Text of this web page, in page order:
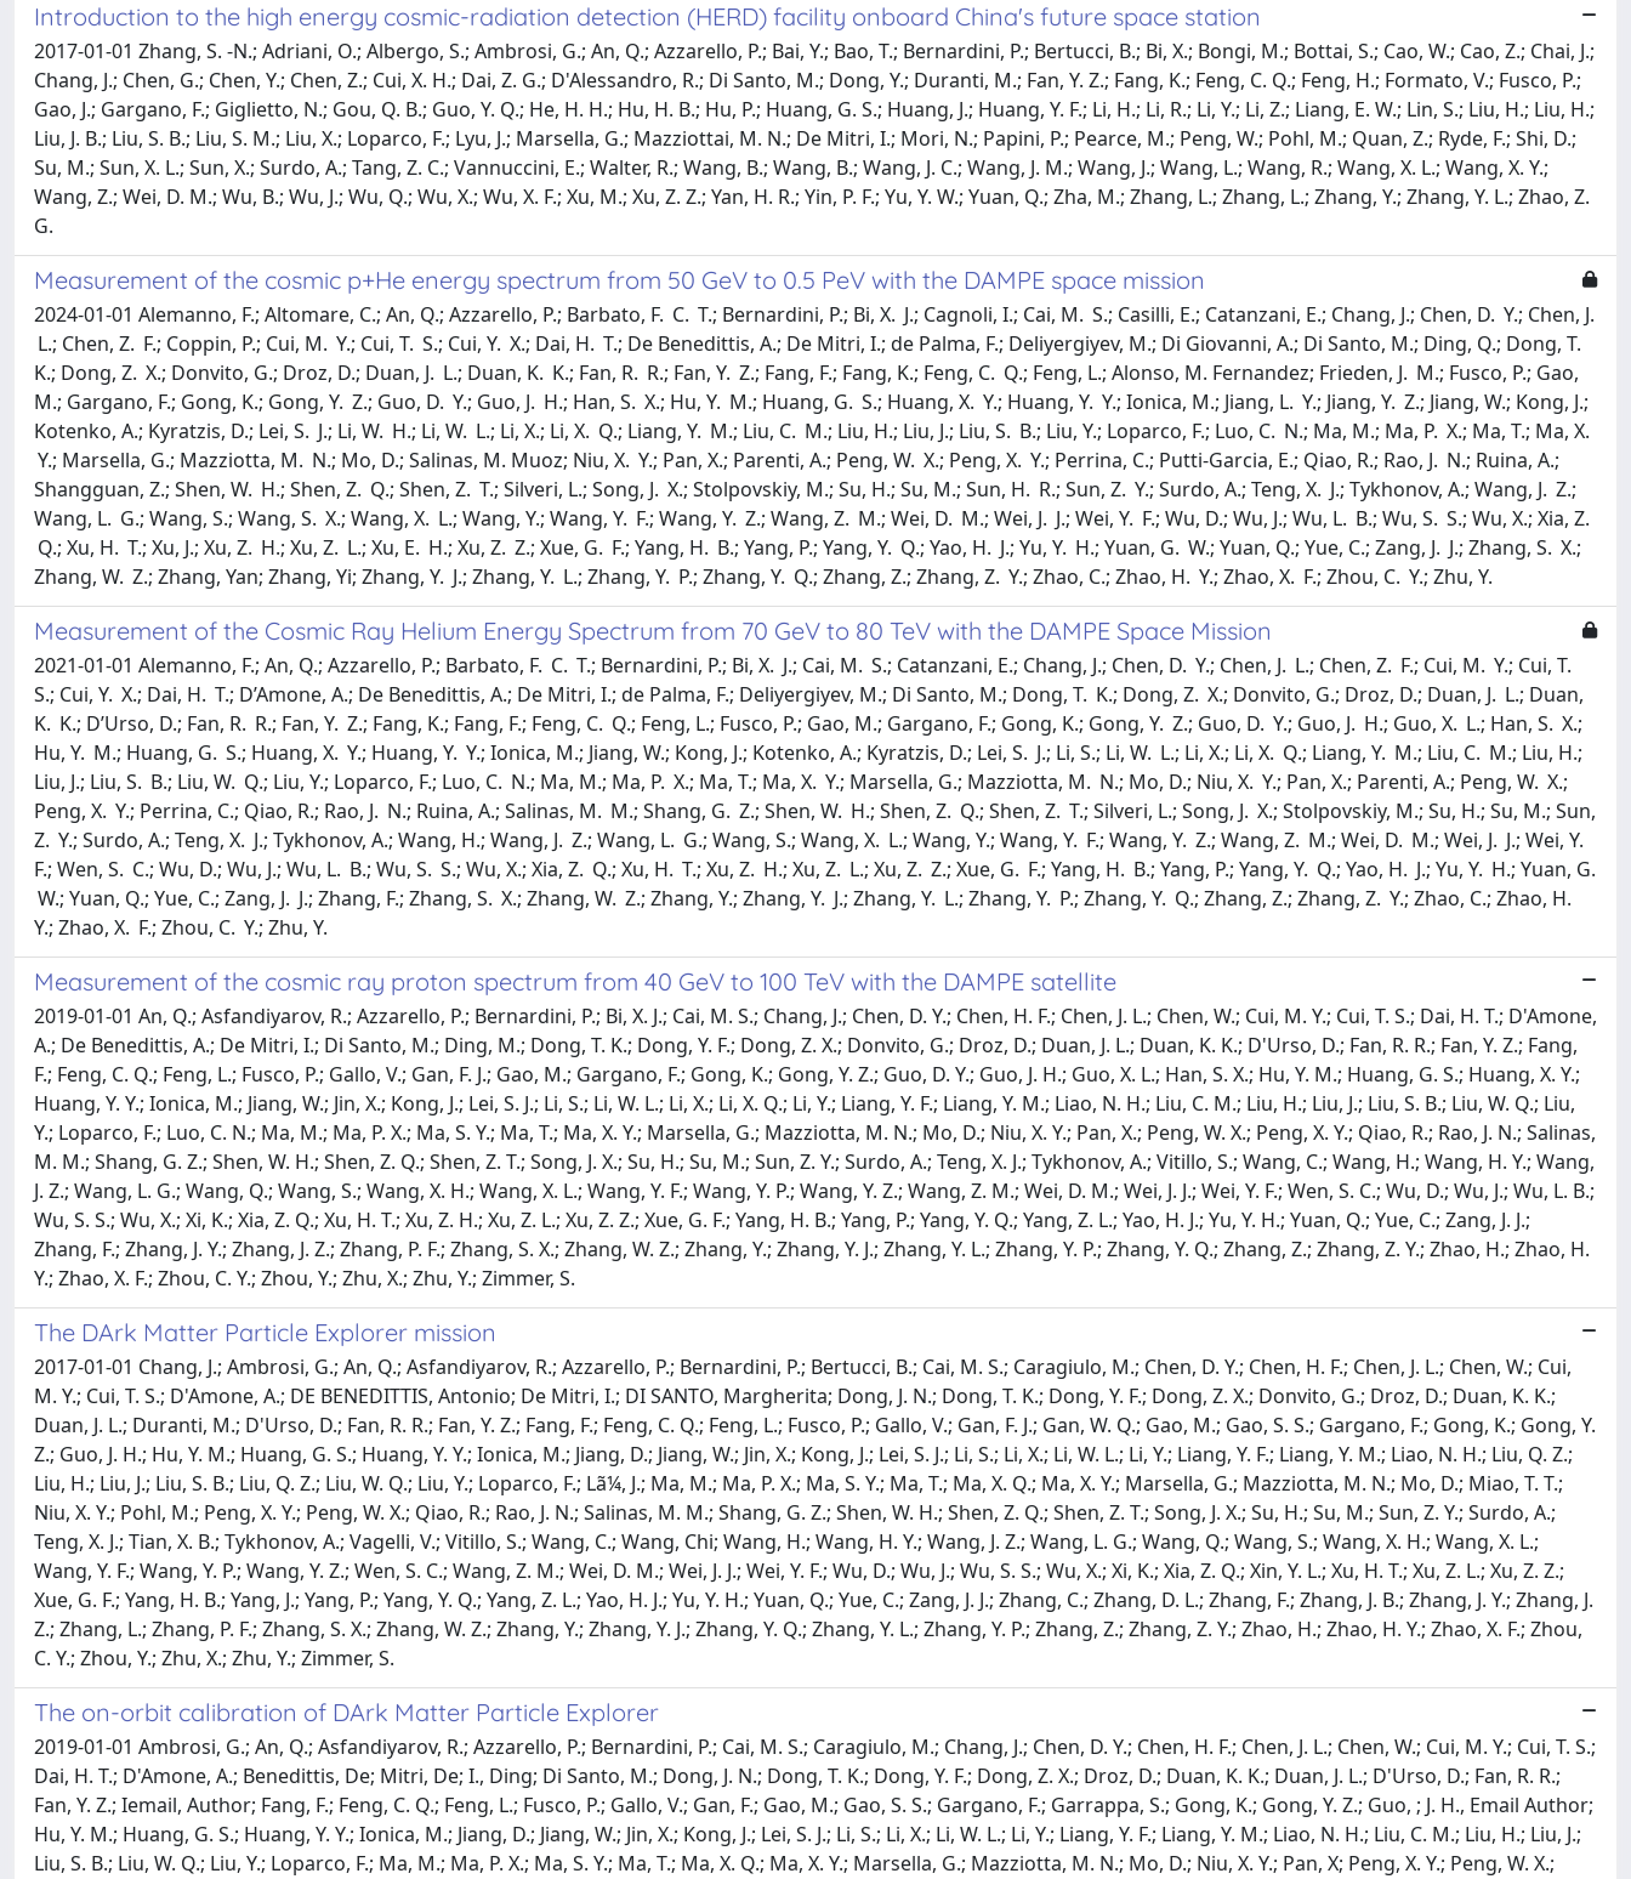
Introduction to the high energy cosmic-radiation detection (HERD) facility onboard China's future space station
2017-01-01 Zhang, S. -N.; Adriani, O.; Albergo, S.; Ambrosi, G.; An, Q.; Azzarello, P.; Bai, Y.; Bao, T.; Bernardini, P.; Bertucci, B.; Bi, X.; Bongi, M.; Bottai, S.; Cao, W.; Cao, Z.; Chai, J.;
Chang, J.; Chen, G.; Chen, Y.; Chen, Z.; Cui, X. H.; Dai, Z. G.; D'Alessandro, R.; Di Santo, M.; Dong, Y.; Duranti, M.; Fan, Y. Z.; Fang, K.; Feng, C. Q.; Feng, H.; Formato, V.; Fusco, P.;
Gao, J.; Gargano, F.; Giglietto, N.; Gou, Q. B.; Guo, Y. Q.; He, H. H.; Hu, H. B.; Hu, P.; Huang, G. S.; Huang, J.; Huang, Y. F.; Li, H.; Li, R.; Li, Y.; Li, Z.; Liang, E. W.; Lin, S.; Liu, H.; Liu, H.;
Liu, J. B.; Liu, S. B.; Liu, S. M.; Liu, X.; Loparco, F.; Lyu, J.; Marsella, G.; Mazziottai, M. N.; De Mitri, I.; Mori, N.; Papini, P.; Pearce, M.; Peng, W.; Pohl, M.; Quan, Z.; Ryde, F.; Shi, D.;
Su, M.; Sun, X. L.; Sun, X.; Surdo, A.; Tang, Z. C.; Vannuccini, E.; Walter, R.; Wang, B.; Wang, B.; Wang, J. C.; Wang, J. M.; Wang, J.; Wang, L.; Wang, R.; Wang, X. L.; Wang, X. Y.;
Wang, Z.; Wei, D. M.; Wu, B.; Wu, J.; Wu, Q.; Wu, X.; Wu, X. F.; Xu, M.; Xu, Z. Z.; Yan, H. R.; Yin, P. F.; Yu, Y. W.; Yuan, Q.; Zha, M.; Zhang, L.; Zhang, L.; Zhang, Y.; Zhang, Y. L.; Zhao, Z.
G.
Measurement of the cosmic p+He energy spectrum from 50 GeV to 0.5 PeV with the DAMPE space mission
2024-01-01 Alemanno, F.; Altomare, C.; An, Q.; Azzarello, P.; Barbato, F. C. T.; Bernardini, P.; Bi, X. J.; Cagnoli, I.; Cai, M. S.; Casilli, E.; Catanzani, E.; Chang, J.; Chen, D. Y.; Chen, J.
L.; Chen, Z. F.; Coppin, P.; Cui, M. Y.; Cui, T. S.; Cui, Y. X.; Dai, H. T.; De Benedittis, A.; De Mitri, I.; de Palma, F.; Deliyergiyev, M.; Di Giovanni, A.; Di Santo, M.; Ding, Q.; Dong, T.
K.; Dong, Z. X.; Donvito, G.; Droz, D.; Duan, J. L.; Duan, K. K.; Fan, R. R.; Fan, Y. Z.; Fang, F.; Fang, K.; Feng, C. Q.; Feng, L.; Alonso, M. Fernandez; Frieden, J. M.; Fusco, P.; Gao,
M.; Gargano, F.; Gong, K.; Gong, Y. Z.; Guo, D. Y.; Guo, J. H.; Han, S. X.; Hu, Y. M.; Huang, G. S.; Huang, X. Y.; Huang, Y. Y.; Ionica, M.; Jiang, L. Y.; Jiang, Y. Z.; Jiang, W.; Kong, J.;
Kotenko, A.; Kyratzis, D.; Lei, S. J.; Li, W. H.; Li, W. L.; Li, X.; Li, X. Q.; Liang, Y. M.; Liu, C. M.; Liu, H.; Liu, J.; Liu, S. B.; Liu, Y.; Loparco, F.; Luo, C. N.; Ma, M.; Ma, P. X.; Ma, T.; Ma, X.
Y.; Marsella, G.; Mazziotta, M. N.; Mo, D.; Salinas, M. Muoz; Niu, X. Y.; Pan, X.; Parenti, A.; Peng, W. X.; Peng, X. Y.; Perrina, C.; Putti-Garcia, E.; Qiao, R.; Rao, J. N.; Ruina, A.;
Shangguan, Z.; Shen, W. H.; Shen, Z. Q.; Shen, Z. T.; Silveri, L.; Song, J. X.; Stolpovskiy, M.; Su, H.; Su, M.; Sun, H. R.; Sun, Z. Y.; Surdo, A.; Teng, X. J.; Tykhonov, A.; Wang, J. Z.;
Wang, L. G.; Wang, S.; Wang, S. X.; Wang, X. L.; Wang, Y.; Wang, Y. F.; Wang, Y. Z.; Wang, Z. M.; Wei, D. M.; Wei, J. J.; Wei, Y. F.; Wu, D.; Wu, J.; Wu, L. B.; Wu, S. S.; Wu, X.; Xia, Z.
Q.; Xu, H. T.; Xu, J.; Xu, Z. H.; Xu, Z. L.; Xu, E. H.; Xu, Z. Z.; Xue, G. F.; Yang, H. B.; Yang, P.; Yang, Y. Q.; Yao, H. J.; Yu, Y. H.; Yuan, G. W.; Yuan, Q.; Yue, C.; Zang, J. J.; Zhang, S. X.;
Zhang, W. Z.; Zhang, Yan; Zhang, Yi; Zhang, Y. J.; Zhang, Y. L.; Zhang, Y. P.; Zhang, Y. Q.; Zhang, Z.; Zhang, Z. Y.; Zhao, C.; Zhao, H. Y.; Zhao, X. F.; Zhou, C. Y.; Zhu, Y.
Measurement of the Cosmic Ray Helium Energy Spectrum from 70 GeV to 80 TeV with the DAMPE Space Mission
2021-01-01 Alemanno, F.; An, Q.; Azzarello, P.; Barbato, F. C. T.; Bernardini, P.; Bi, X. J.; Cai, M. S.; Catanzani, E.; Chang, J.; Chen, D. Y.; Chen, J. L.; Chen, Z. F.; Cui, M. Y.; Cui, T.
S.; Cui, Y. X.; Dai, H. T.; D’Amone, A.; De Benedittis, A.; De Mitri, I.; de Palma, F.; Deliyergiyev, M.; Di Santo, M.; Dong, T. K.; Dong, Z. X.; Donvito, G.; Droz, D.; Duan, J. L.; Duan,
K. K.; D’Urso, D.; Fan, R. R.; Fan, Y. Z.; Fang, K.; Fang, F.; Feng, C. Q.; Feng, L.; Fusco, P.; Gao, M.; Gargano, F.; Gong, K.; Gong, Y. Z.; Guo, D. Y.; Guo, J. H.; Guo, X. L.; Han, S. X.;
Hu, Y. M.; Huang, G. S.; Huang, X. Y.; Huang, Y. Y.; Ionica, M.; Jiang, W.; Kong, J.; Kotenko, A.; Kyratzis, D.; Lei, S. J.; Li, S.; Li, W. L.; Li, X.; Li, X. Q.; Liang, Y. M.; Liu, C. M.; Liu, H.;
Liu, J.; Liu, S. B.; Liu, W. Q.; Liu, Y.; Loparco, F.; Luo, C. N.; Ma, M.; Ma, P. X.; Ma, T.; Ma, X. Y.; Marsella, G.; Mazziotta, M. N.; Mo, D.; Niu, X. Y.; Pan, X.; Parenti, A.; Peng, W. X.;
Peng, X. Y.; Perrina, C.; Qiao, R.; Rao, J. N.; Ruina, A.; Salinas, M. M.; Shang, G. Z.; Shen, W. H.; Shen, Z. Q.; Shen, Z. T.; Silveri, L.; Song, J. X.; Stolpovskiy, M.; Su, H.; Su, M.; Sun,
Z. Y.; Surdo, A.; Teng, X. J.; Tykhonov, A.; Wang, H.; Wang, J. Z.; Wang, L. G.; Wang, S.; Wang, X. L.; Wang, Y.; Wang, Y. F.; Wang, Y. Z.; Wang, Z. M.; Wei, D. M.; Wei, J. J.; Wei, Y.
F.; Wen, S. C.; Wu, D.; Wu, J.; Wu, L. B.; Wu, S. S.; Wu, X.; Xia, Z. Q.; Xu, H. T.; Xu, Z. H.; Xu, Z. L.; Xu, Z. Z.; Xue, G. F.; Yang, H. B.; Yang, P.; Yang, Y. Q.; Yao, H. J.; Yu, Y. H.; Yuan, G.
W.; Yuan, Q.; Yue, C.; Zang, J. J.; Zhang, F.; Zhang, S. X.; Zhang, W. Z.; Zhang, Y.; Zhang, Y. J.; Zhang, Y. L.; Zhang, Y. P.; Zhang, Y. Q.; Zhang, Z.; Zhang, Z. Y.; Zhao, C.; Zhao, H.
Y.; Zhao, X. F.; Zhou, C. Y.; Zhu, Y.
Measurement of the cosmic ray proton spectrum from 40 GeV to 100 TeV with the DAMPE satellite
2019-01-01 An, Q.; Asfandiyarov, R.; Azzarello, P.; Bernardini, P.; Bi, X. J.; Cai, M. S.; Chang, J.; Chen, D. Y.; Chen, H. F.; Chen, J. L.; Chen, W.; Cui, M. Y.; Cui, T. S.; Dai, H. T.; D'Amone,
A.; De Benedittis, A.; De Mitri, I.; Di Santo, M.; Ding, M.; Dong, T. K.; Dong, Y. F.; Dong, Z. X.; Donvito, G.; Droz, D.; Duan, J. L.; Duan, K. K.; D'Urso, D.; Fan, R. R.; Fan, Y. Z.; Fang,
F.; Feng, C. Q.; Feng, L.; Fusco, P.; Gallo, V.; Gan, F. J.; Gao, M.; Gargano, F.; Gong, K.; Gong, Y. Z.; Guo, D. Y.; Guo, J. H.; Guo, X. L.; Han, S. X.; Hu, Y. M.; Huang, G. S.; Huang, X. Y.;
Huang, Y. Y.; Ionica, M.; Jiang, W.; Jin, X.; Kong, J.; Lei, S. J.; Li, S.; Li, W. L.; Li, X.; Li, X. Q.; Li, Y.; Liang, Y. F.; Liang, Y. M.; Liao, N. H.; Liu, C. M.; Liu, H.; Liu, J.; Liu, S. B.; Liu, W. Q.; Liu,
Y.; Loparco, F.; Luo, C. N.; Ma, M.; Ma, P. X.; Ma, S. Y.; Ma, T.; Ma, X. Y.; Marsella, G.; Mazziotta, M. N.; Mo, D.; Niu, X. Y.; Pan, X.; Peng, W. X.; Peng, X. Y.; Qiao, R.; Rao, J. N.; Salinas,
M. M.; Shang, G. Z.; Shen, W. H.; Shen, Z. Q.; Shen, Z. T.; Song, J. X.; Su, H.; Su, M.; Sun, Z. Y.; Surdo, A.; Teng, X. J.; Tykhonov, A.; Vitillo, S.; Wang, C.; Wang, H.; Wang, H. Y.; Wang,
J. Z.; Wang, L. G.; Wang, Q.; Wang, S.; Wang, X. H.; Wang, X. L.; Wang, Y. F.; Wang, Y. P.; Wang, Y. Z.; Wang, Z. M.; Wei, D. M.; Wei, J. J.; Wei, Y. F.; Wen, S. C.; Wu, D.; Wu, J.; Wu, L. B.;
Wu, S. S.; Wu, X.; Xi, K.; Xia, Z. Q.; Xu, H. T.; Xu, Z. H.; Xu, Z. L.; Xu, Z. Z.; Xue, G. F.; Yang, H. B.; Yang, P.; Yang, Y. Q.; Yang, Z. L.; Yao, H. J.; Yu, Y. H.; Yuan, Q.; Yue, C.; Zang, J. J.;
Zhang, F.; Zhang, J. Y.; Zhang, J. Z.; Zhang, P. F.; Zhang, S. X.; Zhang, W. Z.; Zhang, Y.; Zhang, Y. J.; Zhang, Y. L.; Zhang, Y. P.; Zhang, Y. Q.; Zhang, Z.; Zhang, Z. Y.; Zhao, H.; Zhao, H.
Y.; Zhao, X. F.; Zhou, C. Y.; Zhou, Y.; Zhu, X.; Zhu, Y.; Zimmer, S.
The DArk Matter Particle Explorer mission
2017-01-01 Chang, J.; Ambrosi, G.; An, Q.; Asfandiyarov, R.; Azzarello, P.; Bernardini, P.; Bertucci, B.; Cai, M. S.; Caragiulo, M.; Chen, D. Y.; Chen, H. F.; Chen, J. L.; Chen, W.; Cui,
M. Y.; Cui, T. S.; D'Amone, A.; DE BENEDITTIS, Antonio; De Mitri, I.; DI SANTO, Margherita; Dong, J. N.; Dong, T. K.; Dong, Y. F.; Dong, Z. X.; Donvito, G.; Droz, D.; Duan, K. K.;
Duan, J. L.; Duranti, M.; D'Urso, D.; Fan, R. R.; Fan, Y. Z.; Fang, F.; Feng, C. Q.; Feng, L.; Fusco, P.; Gallo, V.; Gan, F. J.; Gan, W. Q.; Gao, M.; Gao, S. S.; Gargano, F.; Gong, K.; Gong, Y.
Z.; Guo, J. H.; Hu, Y. M.; Huang, G. S.; Huang, Y. Y.; Ionica, M.; Jiang, D.; Jiang, W.; Jin, X.; Kong, J.; Lei, S. J.; Li, S.; Li, X.; Li, W. L.; Li, Y.; Liang, Y. F.; Liang, Y. M.; Liao, N. H.; Liu, Q. Z.;
Liu, H.; Liu, J.; Liu, S. B.; Liu, Q. Z.; Liu, W. Q.; Liu, Y.; Loparco, F.; Lã¼, J.; Ma, M.; Ma, P. X.; Ma, S. Y.; Ma, T.; Ma, X. Q.; Ma, X. Y.; Marsella, G.; Mazziotta, M. N.; Mo, D.; Miao, T. T.;
Niu, X. Y.; Pohl, M.; Peng, X. Y.; Peng, W. X.; Qiao, R.; Rao, J. N.; Salinas, M. M.; Shang, G. Z.; Shen, W. H.; Shen, Z. Q.; Shen, Z. T.; Song, J. X.; Su, H.; Su, M.; Sun, Z. Y.; Surdo, A.;
Teng, X. J.; Tian, X. B.; Tykhonov, A.; Vagelli, V.; Vitillo, S.; Wang, C.; Wang, Chi; Wang, H.; Wang, H. Y.; Wang, J. Z.; Wang, L. G.; Wang, Q.; Wang, S.; Wang, X. H.; Wang, X. L.;
Wang, Y. F.; Wang, Y. P.; Wang, Y. Z.; Wen, S. C.; Wang, Z. M.; Wei, D. M.; Wei, J. J.; Wei, Y. F.; Wu, D.; Wu, J.; Wu, S. S.; Wu, X.; Xi, K.; Xia, Z. Q.; Xin, Y. L.; Xu, H. T.; Xu, Z. L.; Xu, Z. Z.;
Xue, G. F.; Yang, H. B.; Yang, J.; Yang, P.; Yang, Y. Q.; Yang, Z. L.; Yao, H. J.; Yu, Y. H.; Yuan, Q.; Yue, C.; Zang, J. J.; Zhang, C.; Zhang, D. L.; Zhang, F.; Zhang, J. B.; Zhang, J. Y.; Zhang, J.
Z.; Zhang, L.; Zhang, P. F.; Zhang, S. X.; Zhang, W. Z.; Zhang, Y.; Zhang, Y. J.; Zhang, Y. Q.; Zhang, Y. L.; Zhang, Y. P.; Zhang, Z.; Zhang, Z. Y.; Zhao, H.; Zhao, H. Y.; Zhao, X. F.; Zhou,
C. Y.; Zhou, Y.; Zhu, X.; Zhu, Y.; Zimmer, S.
The on-orbit calibration of DArk Matter Particle Explorer
2019-01-01 Ambrosi, G.; An, Q.; Asfandiyarov, R.; Azzarello, P.; Bernardini, P.; Cai, M. S.; Caragiulo, M.; Chang, J.; Chen, D. Y.; Chen, H. F.; Chen, J. L.; Chen, W.; Cui, M. Y.; Cui, T. S.;
Dai, H. T.; D'Amone, A.; Benedittis, De; Mitri, De; I., Ding; Di Santo, M.; Dong, J. N.; Dong, T. K.; Dong, Y. F.; Dong, Z. X.; Droz, D.; Duan, K. K.; Duan, J. L.; D'Urso, D.; Fan, R. R.;
Fan, Y. Z.; Iemail, Author; Fang, F.; Feng, C. Q.; Feng, L.; Fusco, P.; Gallo, V.; Gan, F.; Gao, M.; Gao, S. S.; Gargano, F.; Garrappa, S.; Gong, K.; Gong, Y. Z.; Guo, ; J. H., Email Author;
Hu, Y. M.; Huang, G. S.; Huang, Y. Y.; Ionica, M.; Jiang, D.; Jiang, W.; Jin, X.; Kong, J.; Lei, S. J.; Li, S.; Li, X.; Li, W. L.; Li, Y.; Liang, Y. F.; Liang, Y. M.; Liao, N. H.; Liu, C. M.; Liu, H.; Liu, J.;
Liu, S. B.; Liu, W. Q.; Liu, Y.; Loparco, F.; Ma, M.; Ma, P. X.; Ma, S. Y.; Ma, T.; Ma, X. Q.; Ma, X. Y.; Marsella, G.; Mazziotta, M. N.; Mo, D.; Niu, X. Y.; Pan, X; Peng, X. Y.; Peng, W. X.;